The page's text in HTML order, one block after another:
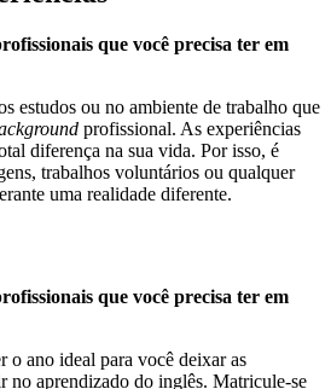
estudos ou no ambiente de trabalho que
profissional. As experiências
diferença na sua vida. Por isso, é
trabalhos voluntários ou qualquer
uma realidade diferente.
o ano ideal para você deixar as
no aprendizado do inglês. Matricule-se